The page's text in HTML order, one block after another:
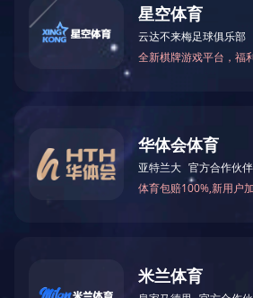
020-
完美平台全程直播
微信公众号
钻石牌
COPYRIGHT © 2025 完美平台
粤ICP备2022075701号
网站建设：优网科技